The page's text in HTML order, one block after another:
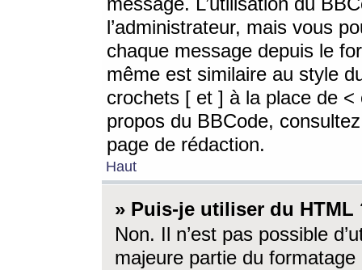
l’administrateur, mais vous
chaque message depuis le
même est similaire au style
crochets [ et ] à la place de <
propos du BBCode,
page de rédaction.
Haut
» Puis-je utiliser du HTML
Non. Il n’est pas possible
majeure partie du